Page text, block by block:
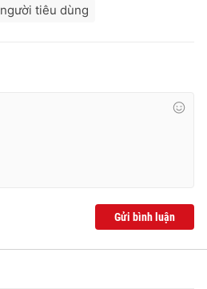
người tiêu dùng
Gửi bình luận